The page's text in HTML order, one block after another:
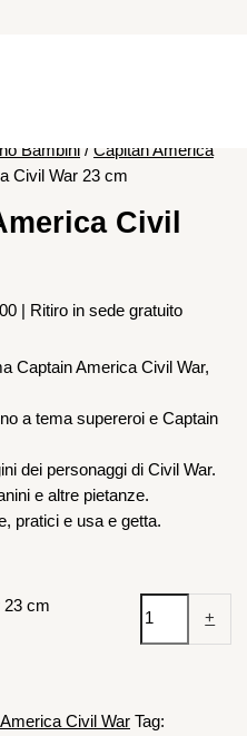
Bambini / Capitan America
Civil War 23 cm
Civil
| Ritiro in sede gratuito
Captain America Civil War,
a tema supereroi e Captain
dei personaggi di Civil War.
e altre pietanze.
pratici e usa e getta.
23 cm
+
Civil War Tag: